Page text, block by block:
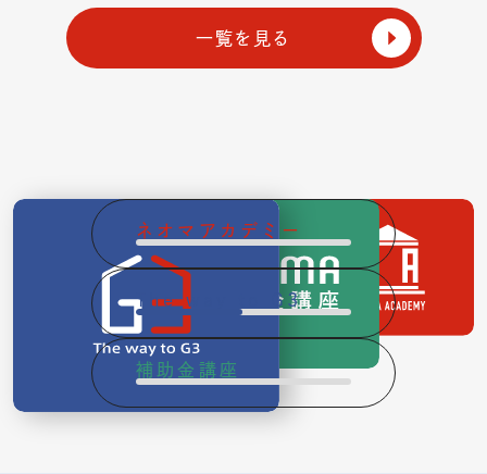
一覧を見る
ネオマ アカデミー
The way to G3
補助金講座